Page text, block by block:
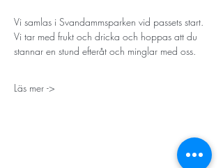
Vi samlas i Svandammsparken vid passets start.
Vi tar med frukt och dricka och hoppas att du
stannar en stund efteråt och minglar med oss.
Läs mer ->